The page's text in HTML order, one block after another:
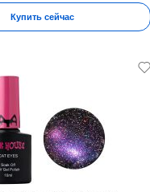
Купить сейчас